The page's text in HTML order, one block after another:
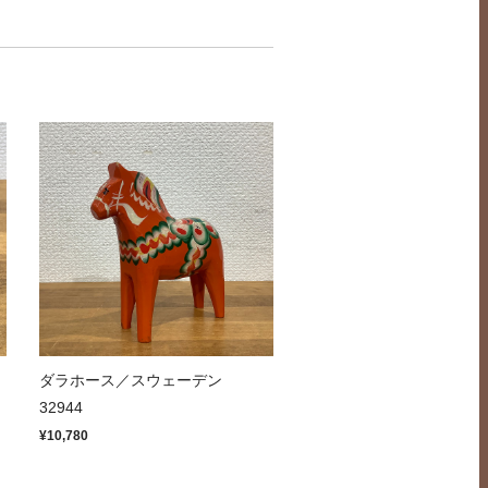
ダラホース／スウェーデン
32944
¥10,780